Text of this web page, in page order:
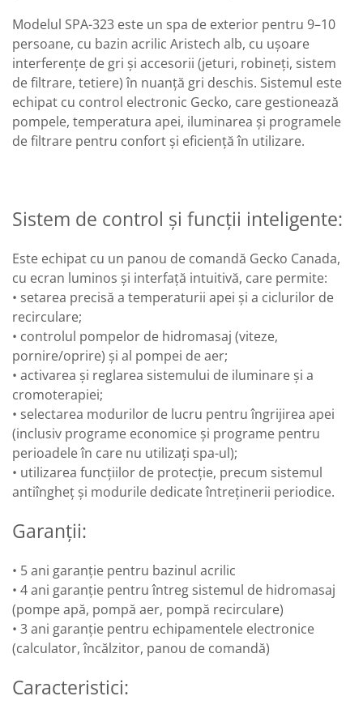
Modelul SPA-323 este un spa de exterior pentru 9–10
persoane, cu bazin acrilic Aristech alb, cu ușoare
interferențe de gri și accesorii (jeturi, robineți, sistem
de filtrare, tetiere) în nuanță gri deschis. Sistemul este
echipat cu control electronic Gecko, care gestionează
pompele, temperatura apei, iluminarea și programele
de filtrare pentru confort și eficiență în utilizare.
Sistem de control și funcții inteligente:
Este echipat cu un panou de comandă Gecko Canada,
cu ecran luminos și interfață intuitivă, care permite:
• setarea precisă a temperaturii apei și a ciclurilor de
recirculare;
• controlul pompelor de hidromasaj (viteze,
pornire/oprire) și al pompei de aer;
• activarea și reglarea sistemului de iluminare și a
cromoterapiei;
• selectarea modurilor de lucru pentru îngrijirea apei
(inclusiv programe economice și programe pentru
perioadele în care nu utilizați spa-ul);
• utilizarea funcțiilor de protecție, precum sistemul
antiîngheț și modurile dedicate întreținerii periodice.
Garanții:
• 5 ani garanție pentru bazinul acrilic
• 4 ani garanție pentru întreg sistemul de hidromasaj
(pompe apă, pompă aer, pompă recirculare)
• 3 ani garanție pentru echipamentele electronice
(calculator, încălzitor, panou de comandă)
Caracteristici: